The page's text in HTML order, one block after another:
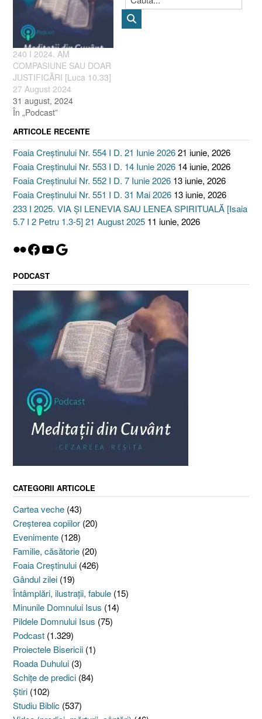
240 I 2024. AM
COMPASIUNE SAU DOAR
JUSTIFICĂRI [Luca 10.33]
27 August 2024
31 august, 2024
În „Podcast”
ARTICOLE RECENTE
Foaia Creștinului Nr. 554 I D. 21 Iunie 202621 iunie, 2026
Foaia Creștinului Nr. 553 I D. 14 Iunie 2026 14 iunie, 2026
Foaia Creștinului Nr. 552 I D. 7 Iunie 2026 13 iunie, 2026
Foaia Creștinului Nr. 551 I D. 31 Mai 2026 13 iunie, 2026
233 I 2025. VIA ȘI LENEVIA SAU LENEA SPIRITUALĂ [Isaia
5.7 I 2 Petru 1.3-5] 21 August 2025 11 iunie, 2026
Flickr
Facebook
YouTube
Google
PODCAST
CATEGORII ARTICOLE
Cartea veche (43)
Creşterea copiilor (20)
Evenimente (128)
Familie, căsătorie (20)
Foaia Creştinului (426)
Gândul zilei (19)
Întâmplări, ilustraţii, fabule (15)
Minunile Domnului Isus (14)
Pildele Domnului Isus (75)
Podcast (1.329)
Proiectele Bisericii (1)
Roada Duhului (3)
Schiţe de predici (84)
Ştiri (102)
Studiu Biblic (537)